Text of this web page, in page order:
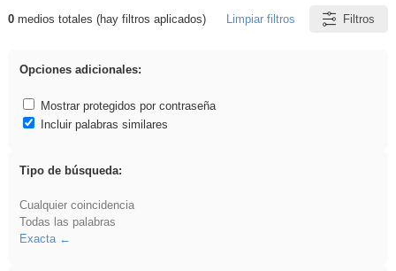
Resultados de: gritar
0medios totales (hay filtros aplicados) Limpiar filtros Filtros
Opciones adicionales:
Mostrar protegidos por contraseña
Incluir palabras similares
Tipo de búsqueda:
Cualquier coincidencia
Todas las palabras
Exacta